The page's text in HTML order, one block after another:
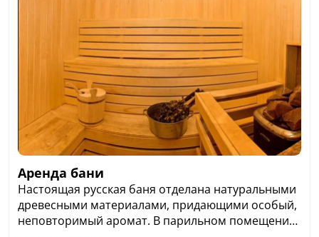
Аренда бани
Настоящая русская баня отделана натуральными
древесными материалами, придающими особый,
неповторимый аромат. В парильном помещении